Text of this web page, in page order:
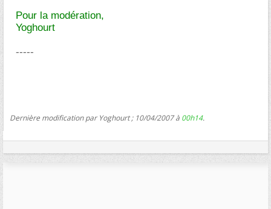
Pour la modération,
Yoghourt
-----
Dernière modification par Yoghourt ; 10/04/2007 à 00h14.